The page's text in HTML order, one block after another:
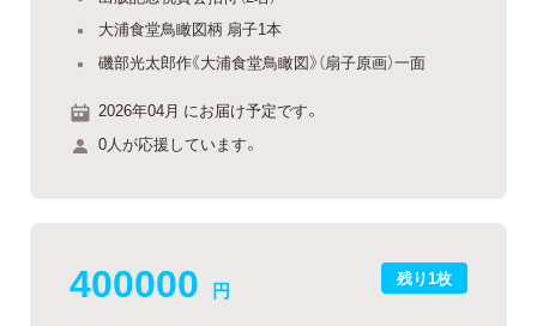
大浦食堂鳥瞰図柄 扇子1本
磯部光太郎作《大浦食堂鳥瞰図》（扇子原画）一面
2026年04月 にお届け予定です。
0人が応援しています。
残り1枚
400000 円